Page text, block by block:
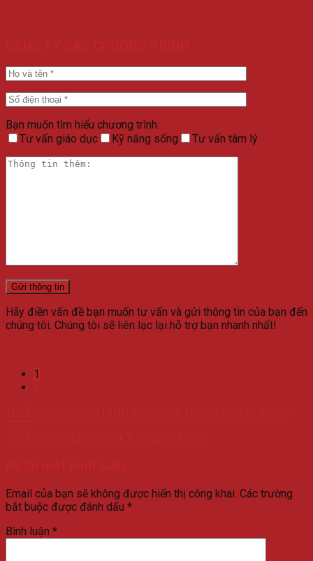
Bạn muốn tìm hiểu chương trình:
Tư vấn giáo dục
Kỹ năng sống Tư vấn tâm lý
Hãy điền vấn đề bạn muốn tư vấn và gửi thông tin của bạn đến
chúng tôi. Chúng tôi sẽ liên lạc lại hỗ trợ bạn nhanh nhất!
1
Email của bạn sẽ không được hiển thị công khai. Các trường
bắt buộc được đánh dấu *
Bình luận *